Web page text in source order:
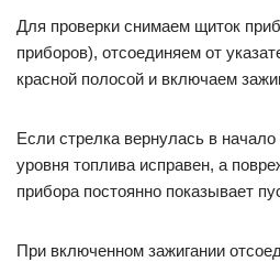
Для проверки снимаем щиток
приборов), отсоединяем от
красной полосой и включаем
Если стрелка вернулась в
уровня топлива исправен, а
прибора постоянно показывает
При включенном зажигании